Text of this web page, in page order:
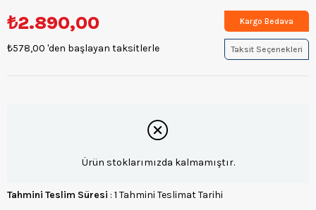
₺2.890,00
₺578,00 'den başlayan taksitlerle
Kargo Bedava
Taksit Seçenekleri
Ürün stoklarımızda kalmamıştır.
Tahmini Teslim Süresi : 1 Tahmini Teslimat Tarihi